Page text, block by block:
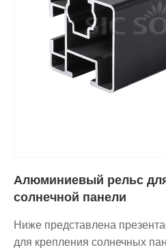
Алюминиевый рельс
солнечной панели
Ниже представлена
для крепления солнечных